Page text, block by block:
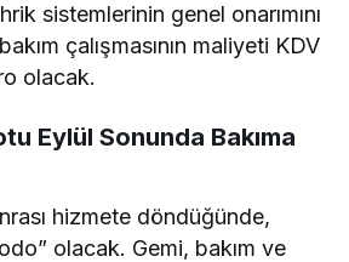
sistemlerinin genel onarımını
çalışmasının maliyeti KDV
olacak.
Eylül Sonunda Bakıma
hizmete döndüğünde,
olacak. Gemi, bakım ve